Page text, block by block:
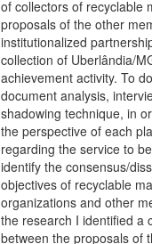
of collectors of recyclable
proposals of the other
institutionalized
collection of Uberlândia/
achievement activity. To
document analysis,
shadowing technique, in
the perspective of each
regarding the service to
identify the consensus/
objectives of recyclable
organizations and other
the research I identified a
between the proposals of